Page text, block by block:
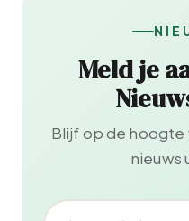
Meld je
Blijf op de hoogte
nieuws